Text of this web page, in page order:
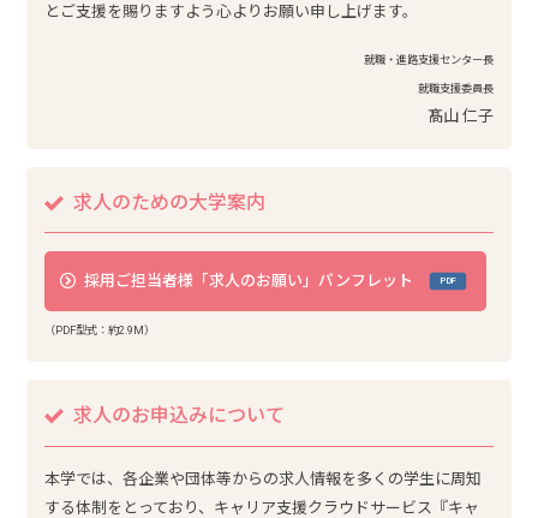
とご支援を賜りますよう心よりお願い申し上げます。
就職・進路支援センター長
就職支援委員長
髙山 仁子
求人のための大学案内
採用ご担当者様「求人のお願い」パンフレット
（PDF型式：約2.9M）
求人のお申込みについて
本学では、各企業や団体等からの求人情報を多くの学生に周知
する体制をとっており、キャリア支援クラウドサービス『キャ